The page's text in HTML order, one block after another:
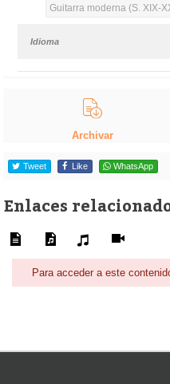
Guitarra moderna (S. XIX-
Idioma
Archivar
Tweet Like WhatsApp
Enlaces
Para acceder a este